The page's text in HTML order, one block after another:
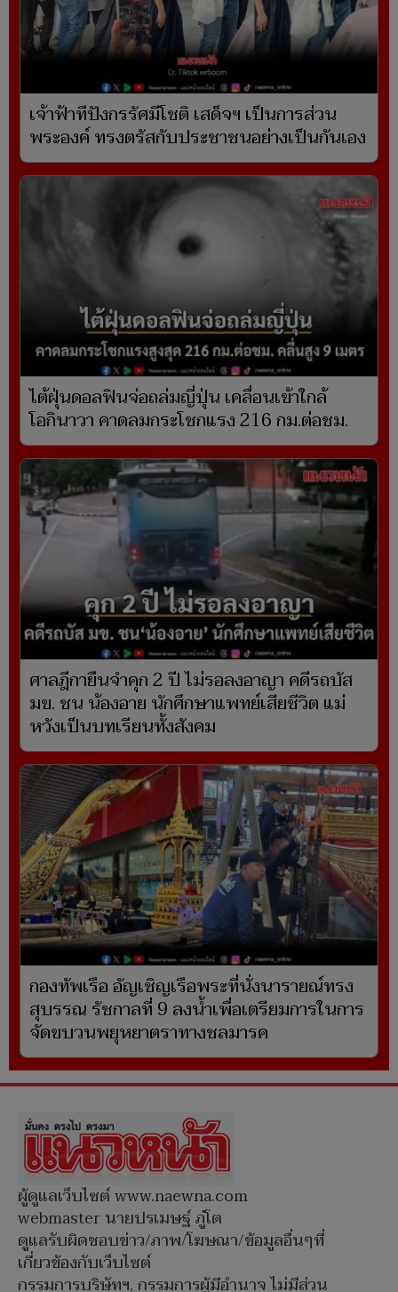
เจ้าฟ้าทีปังกรรัศมีโชติ เสด็จฯ เป็นการส่วน
พระองค์ ทรงตรัสกับประชาชนอย่างเป็นกันเอง
ไต้ฝุ่นดอลฟินจ่อถล่มญี่ปุ่น เคลื่อนเข้าใกล้
โอกินาวา คาดลมกระโชกแรง 216 กม.ต่อชม.
ศาลฎีกายืนจำคุก 2 ปี ไม่รอลงอาญา คดีรถบัส
มข. ชน น้องอาย นักศึกษาแพทย์เสียชีวิต แม่
หวังเป็นบทเรียนทั้งสังคม
กองทัพเรือ อัญเชิญเรือพระที่นั่งนารายณ์ทรง
สุบรรณ รัชกาลที่ 9 ลงน้ำเพื่อเตรียมการในการ
จัดขบวนพยุหยาตราทางชลมารค
ผู้ดูแลเว็บไซต์ www.naewna.com
webmaster นายปรเมษฐ์ ภู่โต
ดูแลรับผิดชอบข่าว/ภาพ/โฆษณา/ข้อมูลอื่นๆที่
เกี่ยวข้องกับเว็บไซต์
กรรมการบริษัทฯ, กรรมการผู้มีอำนาจ ไม่มีส่วน